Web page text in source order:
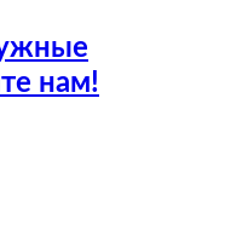
нам!